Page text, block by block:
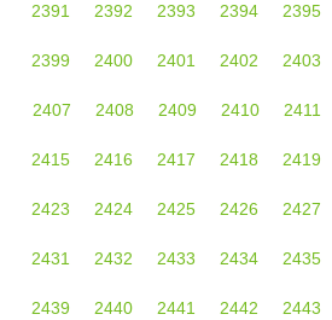
2391 2392 2393 2394 2395
2399 2400 2401 2402 2403
2407 2408 2409 2410 2411
2415 2416 2417 2418 2419
2423 2424 2425 2426 2427
2431 2432 2433 2434 2435
2439 2440 2441 2442 2443